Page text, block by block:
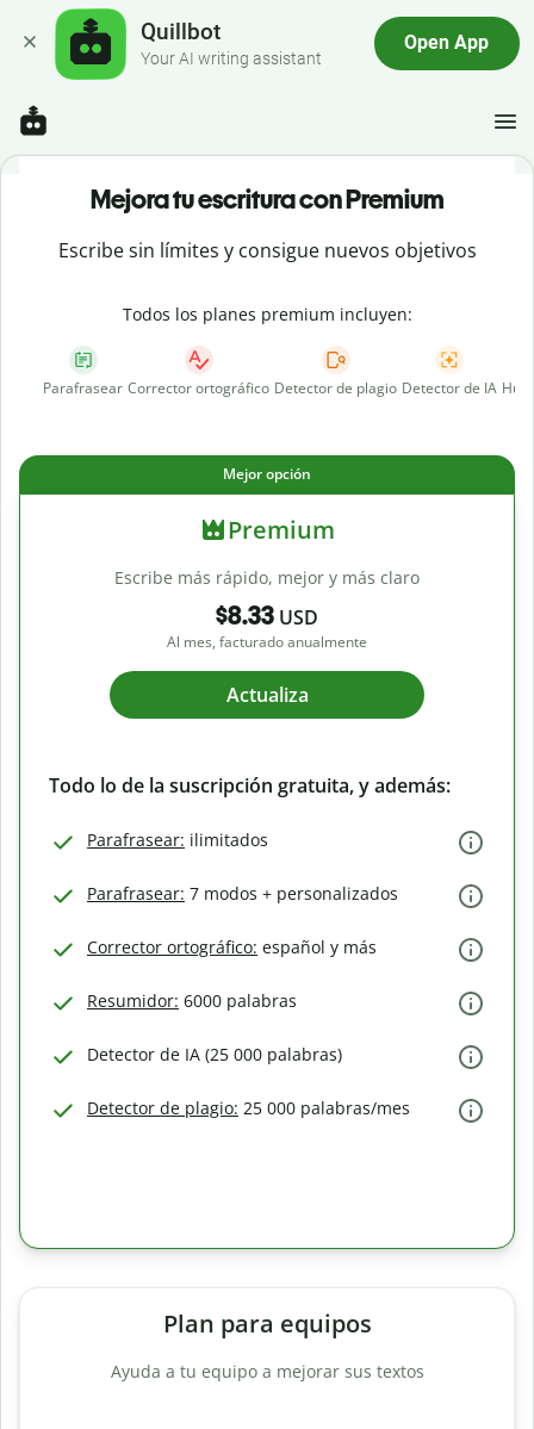
Quillbot
Your AI writing assistant
Open App
Mejora tu escritura con Premium
Escribe sin límites y consigue nuevos objetivos
Todos los planes premium incluyen:
Parafrasear Corrector ortográfico Detector de plagio Detector de IA
Mejor opción
Premium
Escribe más rápido, mejor y más claro
$8.33 USD
Al mes, facturado anualmente
Actualiza
Todo lo de la suscripción gratuita, y además:
Parafrasear: ilimitados
Parafrasear: 7 modos + personalizados
Corrector ortográfico: español y más
Resumidor: 6000 palabras
Detector de IA (25 000 palabras)
Detector de plagio: 25 000 palabras/mes
Plan para equipos
Ayuda a tu equipo a mejorar sus textos